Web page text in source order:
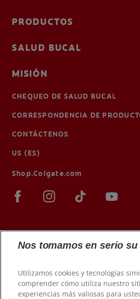
PRODUCTOS
SALUD BUCAL
MISIÓN
CHEQUEO DE SALUD BUCAL
CORRESPONDENCIA DE
CONTÁCTENOS
US (ES)
Shop.Colgate.com
Nos tomamos en serio
Utilizamos cookies y tecnologías
comprender cómo utiliza nuestro
experiencias más valiosas para